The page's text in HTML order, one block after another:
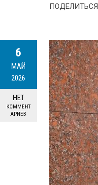
ПОДЕЛИТЬСЯ
6
МАЙ
2026
НЕТ
КОММЕНТ
АРИЕВ